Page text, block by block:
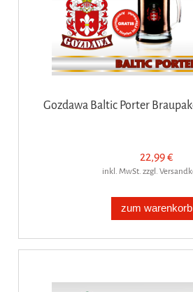
Gozdawa Baltic Porter
22,99 €
inkl. MwSt. zzgl.
zum warenkorb